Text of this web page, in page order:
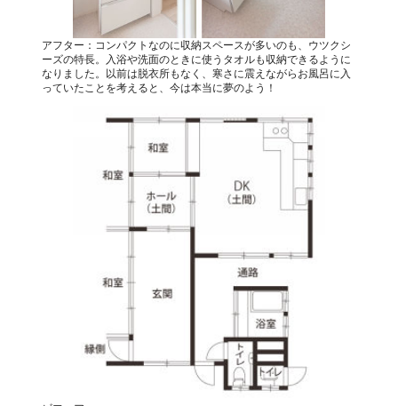
アフター：コンパクトなのに収納スペースが多いのも、ウツクシ
ーズの特長。入浴や洗面のときに使うタオルも収納できるように
なりました。以前は脱衣所もなく、寒さに震えながらお風呂に入
っていたことを考えると、今は本当に夢のよう！